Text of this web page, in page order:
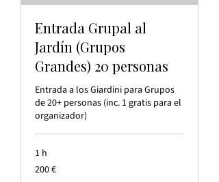
Entrada Grupal al
Jardín (Grupos
Grandes) 20 personas
Entrada a los Giardini para Grupos
de 20+ personas (inc. 1 gratis para el
organizador)
1 h
200
euros
200 €